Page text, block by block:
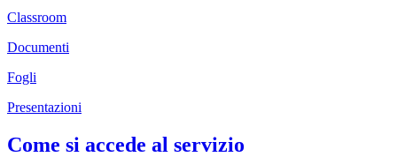
Classroom
Documenti
Fogli
Presentazioni
Come si accede al servizio